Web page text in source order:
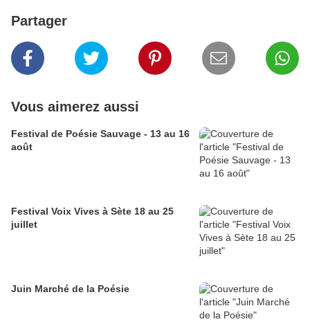
Partager
Vous aimerez aussi
Festival de Poésie Sauvage - 13 au 16
août
Festival Voix Vives à Sète 18 au 25
juillet
Juin Marché de la Poésie